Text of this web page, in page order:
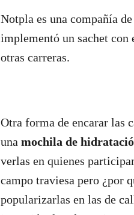
Notpla es una compañía
implementó un sachet con
otras carreras.
Otra forma de encarar las
una mochila de
verlas en quienes
campo traviesa pero ¿por
popularizarlas en las de